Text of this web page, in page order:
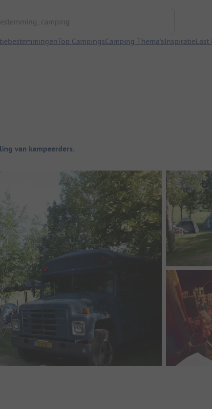
camping
Top CampingsCamping Thema'sInspiratieLast
van kampeerders.